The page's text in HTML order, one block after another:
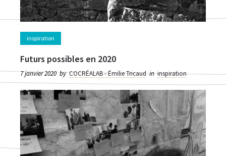
inspiration
Futurs possibles en 2020
7 janvier 2020 by COCRÉALAB - Émilie Tricaud in inspiration